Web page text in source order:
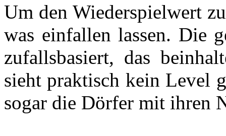
Um den Wiederspielwert
was einfallen lassen. Die
zufallsbasiert, das
sieht praktisch kein Level
sogar die Dörfer mit ihren